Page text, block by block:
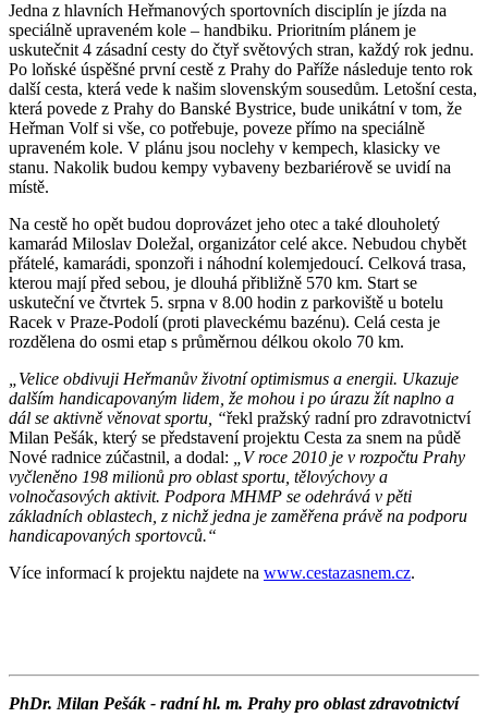
Jedna z hlavních Heřmanových sportovních disciplín je jízda na
speciálně upraveném kole – handbiku. Prioritním plánem je
uskutečnit 4 zásadní cesty do čtyř světových stran, každý rok jednu.
Po loňské úspěšné první cestě z Prahy do Paříže následuje tento rok
další cesta, která vede k našim slovenským sousedům. Letošní cesta,
která povede z Prahy do Banské Bystrice, bude unikátní v tom, že
Heřman Volf si vše, co potřebuje, poveze přímo na speciálně
upraveném kole. V plánu jsou noclehy v kempech, klasicky ve
stanu. Nakolik budou kempy vybaveny bezbariérově se uvidí na
místě.
Na cestě ho opět budou doprovázet jeho otec a také dlouholetý
kamarád Miloslav Doležal, organizátor celé akce. Nebudou chybět
přátelé, kamarádi, sponzoři i náhodní kolemjedoucí. Celková trasa,
kterou mají před sebou, je dlouhá přibližně 570 km. Start se
uskuteční ve čtvrtek 5. srpna v 8.00 hodin z parkoviště u botelu
Racek v Praze-Podolí (proti plaveckému bazénu). Celá cesta je
rozdělena do osmi etap s průměrnou délkou okolo 70 km.
„Velice obdivuji Heřmanův životní optimismus a energii. Ukazuje
dalším handicapovaným lidem, že mohou i po úrazu žít naplno a
dál se aktivně věnovat sportu, “řekl pražský radní pro zdravotnictví
Milan Pešák, který se představení projektu Cesta za snem na půdě
Nové radnice zúčastnil, a dodal: „V roce 2010 je v rozpočtu Prahy
vyčleněno 198 milionů pro oblast sportu, tělovýchovy a
volnočasových aktivit. Podpora MHMP se odehrává v pěti
základních oblastech, z nichž jedna je zaměřena právě na podporu
handicapovaných sportovců.“
Více informací k projektu najdete na www.cestazasnem.cz.
PhDr. Milan Pešák - radní hl. m. Prahy pro oblast zdravotnictví